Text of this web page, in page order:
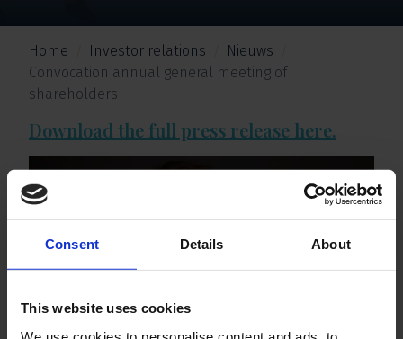
Consent Details About
This website uses cookies
Home Investor relations
Nieuws
Convocation annual general meeting of
shareholders
Download the full press release here.